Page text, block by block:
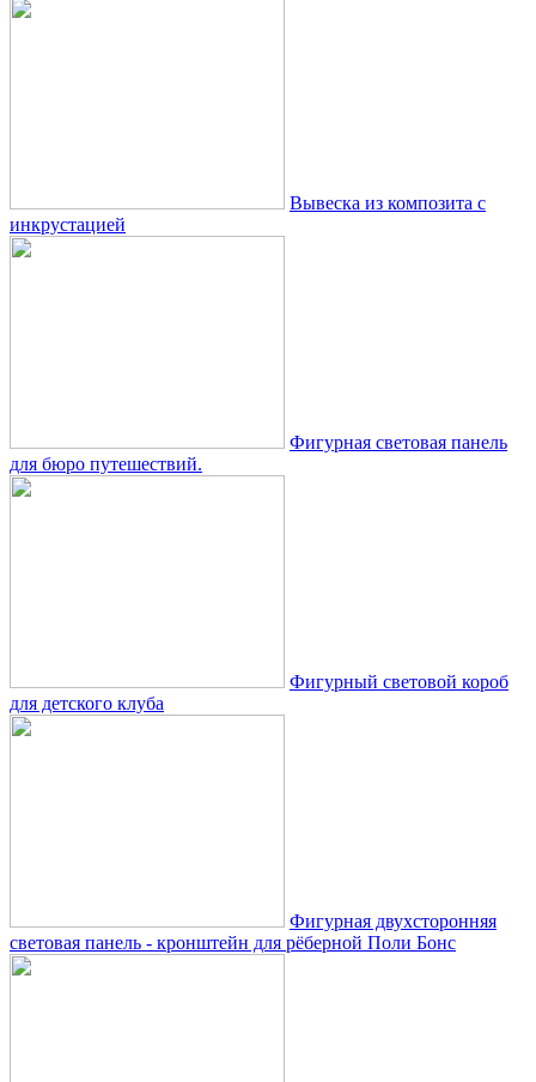
Вывеска из композита с
инкрустацией
Фигурная световая панель
для бюро путешествий.
Фигурный световой короб
для детского клуба
Фигурная двухсторонняя
световая панель - кронштейн для рёберной Поли Бонс